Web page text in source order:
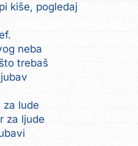
kiše, pogledaj
neba
trebaš
za lude
za ljude